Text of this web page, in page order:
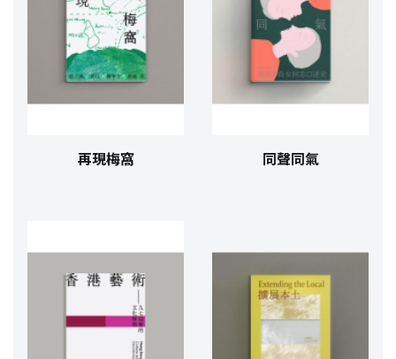
再現梅窩 同聲同氣